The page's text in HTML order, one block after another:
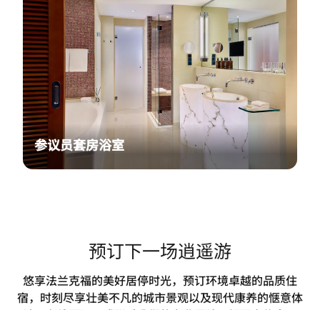
参议员套房浴室
预订下一场逍遥游
悠享法兰克福的美好居停时光，预订环境卓越的品质住
宿，时刻尽享壮美不凡的城市景观以及现代康养的惬意体